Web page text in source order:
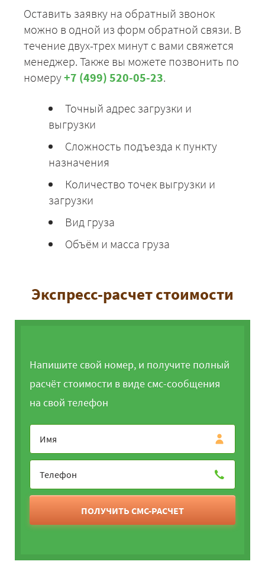
Оставить заявку на обратный звонок
можно в одной из форм обратной связи. В
течение двух-трех минут с вами свяжется
менеджер. Также вы можете позвонить по
номеру+7 (499) 520-05-23.
Точный адрес загрузки и
выгрузки
Сложность подъезда к пункту
назначения
Количество точек выгрузки и
загрузки
Вид груза
Объём и масса груза
Экспресс-расчет стоимости
Напишите свой номер, и получите полный
расчёт стоимости в виде смс-сообщения
на свой телефон
ПОЛУЧИТЬ СМС-РАСЧЕТ